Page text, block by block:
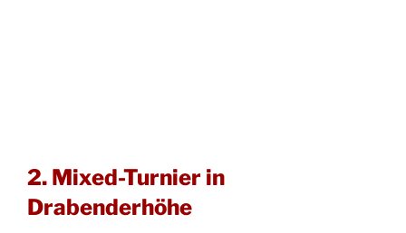
2. Mixed-Turnier in
Drabenderhöhe